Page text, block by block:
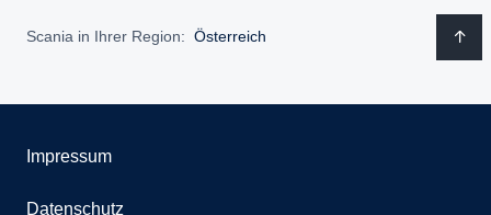
Scania in Ihrer Region: Österreich
Impressum
Datenschutz